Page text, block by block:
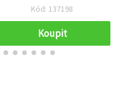
mm, otvor 2 mm – 20 g
Kód: 137198
Koupit